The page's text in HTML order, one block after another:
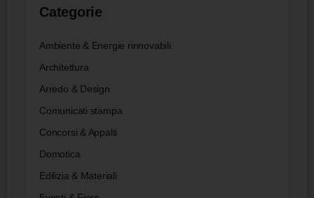
Categorie
Ambiente & Energie rinnovabili
Architettura
Arredo & Design
Comunicati stampa
Concorsi & Appalti
Domotica
Edilizia & Materiali